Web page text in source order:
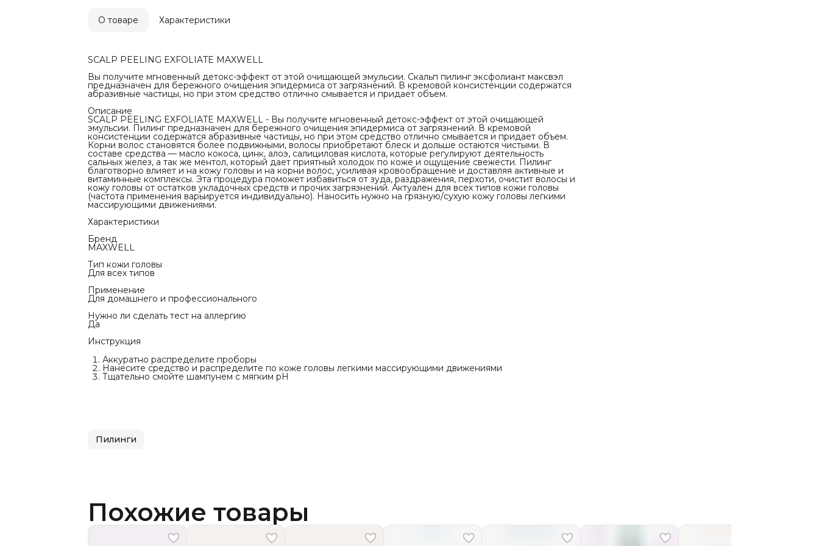
и дольше остаются чистыми. В составе средства — масло
кокоса, цинк, алоэ, салициловая кислота, которые
корни волос, усиливая кровообращение и доставляя
избавиться от зуда, раздражения, перхоти, очистит волосы
и кожу головы от остатков укладочных средств и прочих
загрязнений. Актуален для всех типов кожи головы (частота
движениями.
Характеристики
Бренд
MAXWELL
Тип кожи головы
Для всех типов
Применение
Для домашнего и профессионального
Нужно ли сделать тест на аллергию
Да
О товаре Характеристики
SСALP PEELING EXFOLIATE MAXWELL
Вы получите мгновенный детокс-эффект от этой очищающей эмульсии. Скальп пилинг эксфолиант максвэл
предназначен для бережного очищения эпидермиса от загрязнений. В кремовой консистенции содержатся
абразивные частицы, но при этом средство отлично смывается и придает объем.
Описание
SСALP PEELING EXFOLIATE MAXWELL - Вы получите мгновенный детокс-эффект от этой очищающей
эмульсии. Пилинг предназначен для бережного очищения эпидермиса от загрязнений. В кремовой
консистенции содержатся абразивные частицы, но при этом средство отлично смывается и придает объем.
Корни волос становятся более подвижными, волосы приобретают блеск и дольше остаются чистыми. В
составе средства — масло кокоса, цинк, алоэ, салициловая кислота, которые регулируют деятельность
сальных желез, а так же ментол, который дает приятный холодок по коже и ощущение свежести. Пилинг
благотворно влияет и на кожу головы и на корни волос, усиливая кровообращение и доставляя активные и
витаминные комплексы. Эта процедура поможет избавиться от зуда, раздражения, перхоти, очистит волосы и
кожу головы от остатков укладочных средств и прочих загрязнений. Актуален для всех типов кожи головы
(частота применения варьируется индивидуально). Наносить нужно на грязную/сухую кожу головы легкими
массирующими движениями.
Характеристики
Бренд
MAXWELL
Тип кожи головы
Для всех типов
Применение
Для домашнего и профессионального
Нужно ли сделать тест на аллергию
Да
Инструкция
Аккуратно распределите проборы ⠀
Нанесите средство и распределите по коже головы легкими массирующими движениями ⠀
Тщательно смойте шампунем с мягким pH
Пилинги
Похожие товары